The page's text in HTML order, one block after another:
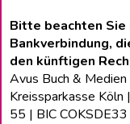
Bitte beachten Sie
Bankverbindung,
den künftigen
Avus Buch &
Kreissparkasse
55 | BIC COKSDE33